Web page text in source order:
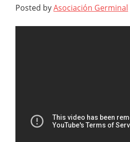
Posted byAsociación Germinal